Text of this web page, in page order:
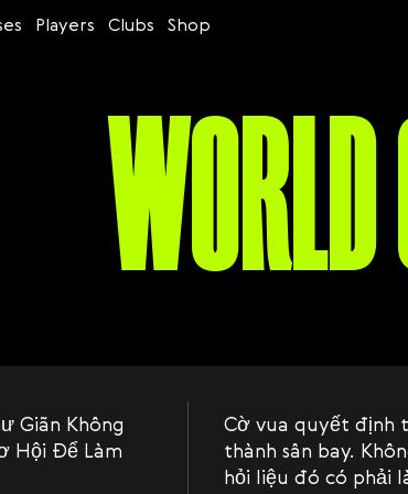
Players Clubs Shop
Giãn Không
Hội Để Làm
Cờ vua quyết định
thành sân bay.
hỏi liệu đó có phải